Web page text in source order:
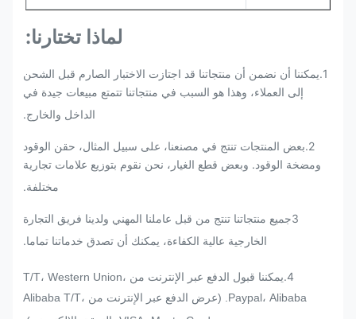
لماذا تختارنا:
1.يمكننا أن نضمن أن منتجاتنا قد اجتازت الاختبار الصارم قبل الشحن
إلى العملاء، وهذا هو السبب في منتجاتنا تتمتع مبيعات جيدة في
الداخل والخارج.
2. بعض المنتجات تنتج في مصنعنا، على سبيل المثال، حقن الوقود
ومضخة الوقود. وبعض قطع الغيار، نحن نقوم بتوزيع علامات تجارية
مختلفة.
3جميع منتجاتنا تنتج من قبل عاملنا المهني ولدينا فريق التجارة
الخارجية عالية الكفاءة، يمكنك أن تصدق خدماتنا تماما.
4.
يمكننا قبول الدفع عبر الإنترنت من T/T، Western Union،
Paypal، Alibaba. (عرض الدفع عبر الإنترنت من Alibaba T/T،